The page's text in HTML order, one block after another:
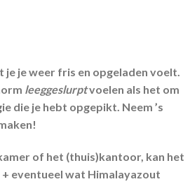
je weer fris en opgeladen voelt.
leeggeslurptvoelen als het om
die je hebt opgepikt. Neem ’s
of het (thuis)kantoor, kan het
eventueel wat Himalayazout